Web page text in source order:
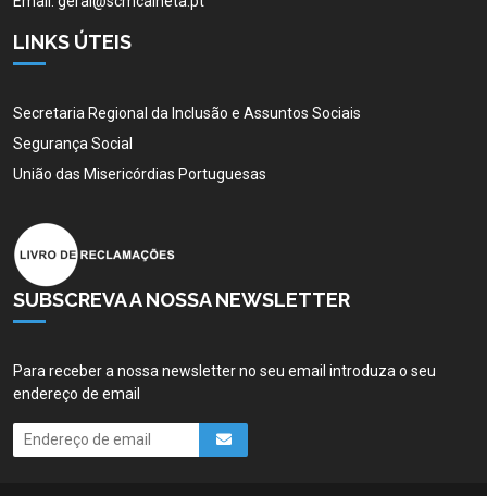
LINKS ÚTEIS
Secretaria Regional da Inclusão e Assuntos Sociais
Segurança Social
União das Misericórdias Portuguesas
SUBSCREVA A NOSSA NEWSLETTER
Para receber a nossa newsletter no seu email introduza o seu
endereço de email